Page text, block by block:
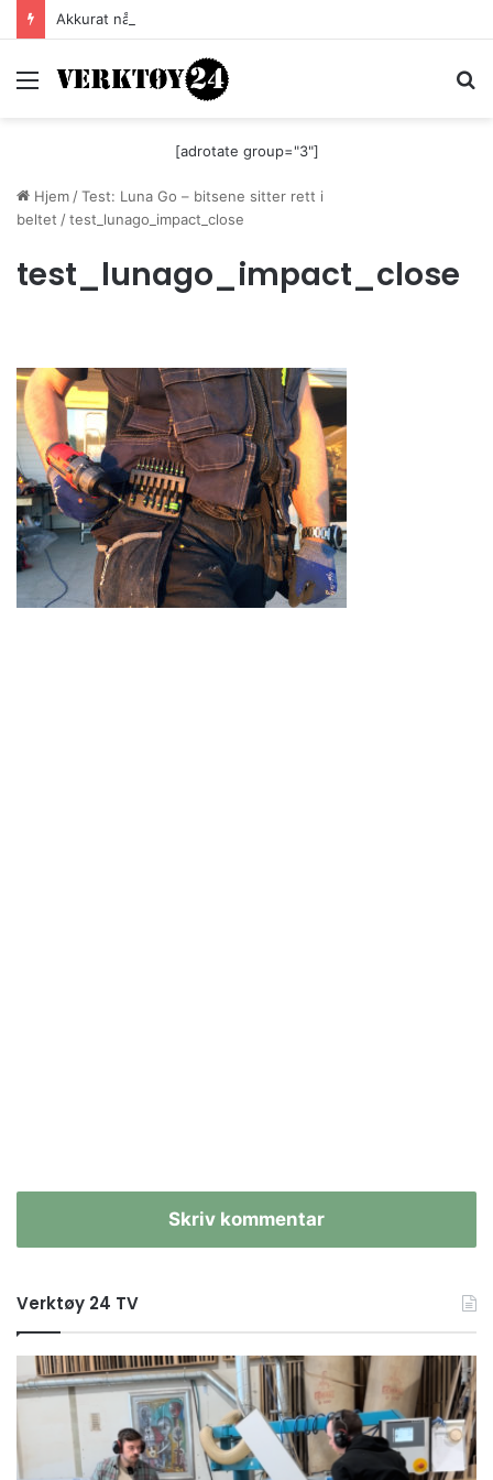
Akkurat nå er batteri-bordsaga til Festool billigere
Meny
[adrotate group="3"]
Hjem /Test: Luna Go – bitsene sitter rett i
beltet /test_lunago_impact_close
test_lunago_impact_close
Skriv kommentar
Verktøy 24 TV